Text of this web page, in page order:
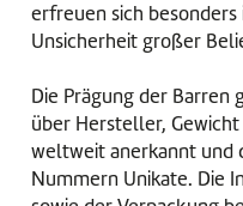
erfreuen sich
Unsicherheit großer
Die Prägung der Barren
über Hersteller,
weltweit anerkannt und
Nummern Unikate. Die